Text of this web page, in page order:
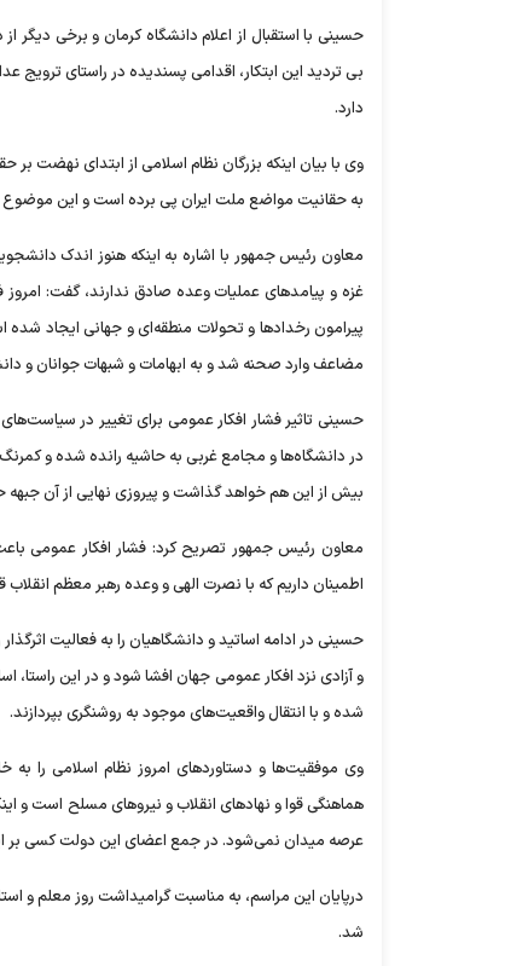
حسینی با استقبال از اعلام دانشگاه کرمان و برخی دیگر
بی تردید این ابتکار، اقدامی پسندیده در راستای
دارد.
وی با بیان اینکه بزرگان نظام اسلامی از ابتدای نهضت
به حقانیت مواضع ملت ایران پی برده است و این موضوع
معاون رئیس جمهور با اشاره به اینکه هنوز اندک
غزه و پیامد‌های عملیات وعده صادق ندارند، گفت:
پیرامون رخداد‌ها و تحولات منطقه‌ای و جهانی ایجاد شده
مضاعف وارد صحنه شد و به ابهامات و شبهات جوانان و
حسینی تاثیر فشار افکار عمومی برای تغییر در
در دانشگاه‌ها و مجامع غربی به حاشیه رانده شده و
بیش از این هم خواهد گذاشت و پیروزی نهایی از آن
معاون رئیس جمهور تصریح کرد: فشار افکار عمومی
اطمینان داریم که با نصرت الهی و وعده رهبر معظم انقلاب قبل از ۲۵ سال محقق شده و این غده سرطانی ریشه
حسینی در ادامه اساتید و دانشگاهیان را به فعالیت
و آزادی نزد افکار عمومی جهان افشا شود و در این
شده و با انتقال واقعیت‌های موجود به روشنگری بپردازند.
وی موفقیت‌ها و دستاورد‌های امروز نظام اسلامی را
هماهنگی قوا و نهاد‌های انقلاب و نیرو‌های مسلح است و
عرصه میدان نمی‌شود. در جمع اعضای این دولت کسی بر
درپایان این مراسم، به مناسبت گرامیداشت روز معلم
شد.